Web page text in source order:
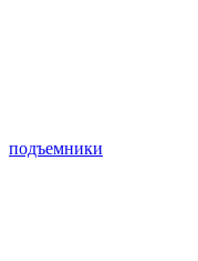
подъемники